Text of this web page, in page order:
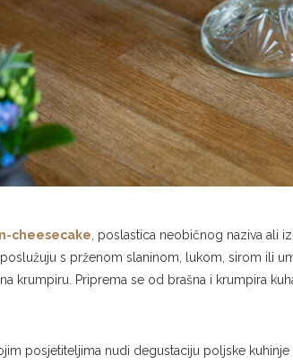
cheesecake , poslastica neobičnog naziva ali
poslužuju s prženom slaninom, lukom, sirom ili
krumpiru. Priprema se od brašna i krumpira
posjetiteljima nudi degustaciju poljske